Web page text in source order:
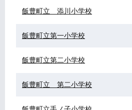
飯豊町立 添川小学校
飯豊町立第一小学校
飯豊町立第二小学校
飯豊町立 第二小学校